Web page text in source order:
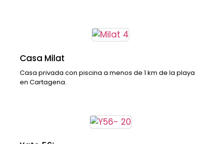
Casa Milat
Casa privada con piscina a menos de 1 km de la playa
en Cartagena.